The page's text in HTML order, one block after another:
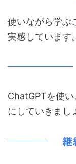
使いながら学ぶ
実感しています。
ChatGPTを使
にしていきまし
継